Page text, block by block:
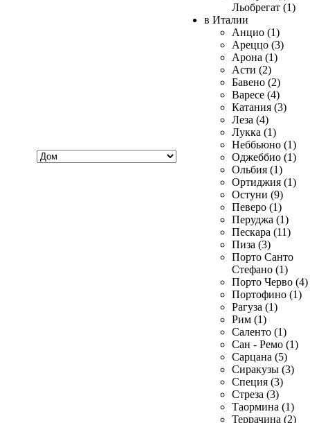
Льобрегат (1)
в Италии
Анцио (1)
Ареццо (3)
Арона (1)
Асти (2)
Бавено (2)
Варесе (4)
Катания (3)
Леза (4)
Лукка (1)
Неббьюно (1)
Оджеббио (1)
Ольбия (1)
Ортиджия (1)
Остуни (9)
Певеро (1)
Перуджа (1)
Пескара (11)
Пиза (3)
Порто Санто
Стефано (1)
Порто Черво (4)
Портофино (1)
Рагуза (1)
Рим (1)
Саленто (1)
Сан - Ремо (1)
Сарцана (5)
Сиракузы (3)
Специя (3)
Стреза (3)
Таормина (1)
Террачина (2)